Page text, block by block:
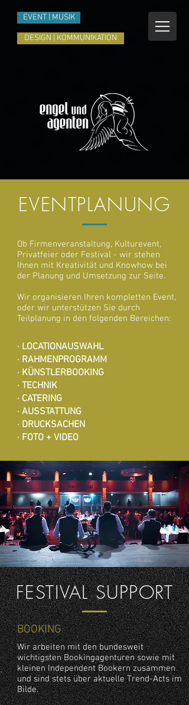
EVENT | MUSIK
DESIGN | KOMMUNIKATION
FESTIVAL SUPPORT
BOOKING
Wir arbeiten mit den bundesweit
wichtigsten Bookingagenturen sowie mit
kleinen Independent Bookern zusammen
und sind stets über aktuelle Trend-Acts im
Bilde.
EVENTPLANUNG
Ob Firmenveranstaltung, Kulturevent,
Privatfeier oder Festival - wir stehen
Ihnen mit Kreativität und Knowhow bei
der Planung und Umsetzung zur Seite.
Wir organisieren Ihren kompletten Event,
oder wir unterstützen Sie durch
Teilplanung in den folgenden Bereichen:
· LOCATIONAUSWAHL
· RAHMENPROGRAMM
· KÜNSTLERBOOKING
· TECHNIK
· CATERING
· AUSSTATTUNG
· DRUCKSACHEN
· FOTO + VIDEO